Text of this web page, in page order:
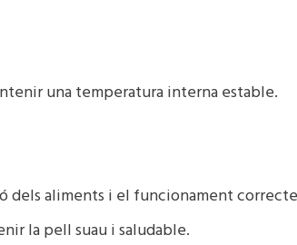
una temperatura interna estable.
dels aliments i el funcionament
la pell suau i saludable.